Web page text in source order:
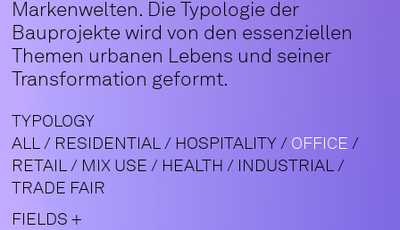
Markenwelten. Die Typologie der
Bauprojekte wird von den essenziellen
Themen urbanen Lebens und seiner
Transformation geformt.
TYPOLOGY
ALL/ RESIDENTIAL/ HOSPITALITY/ OFFICE /
RETAIL/ MIX USE / HEALTH / INDUSTRIAL/
TRADE FAIR
FIELDS